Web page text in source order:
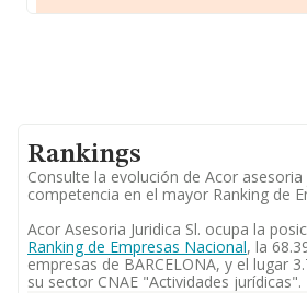
Rankings
Consulte la evolución de Acor asesoria
competencia en el mayor Ranking de
Acor Asesoria Juridica Sl. ocupa la
Ranking de Empresas Nacional, la
empresas de BARCELONA, y el lugar
su sector CNAE "Actividades jurídicas".